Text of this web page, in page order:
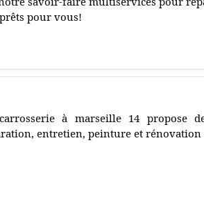
pour vous!
à marseille 14 propose
entretien, peinture et rénovation